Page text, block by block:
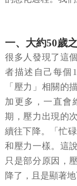
者描述自己每個
「壓力」相關的
加更多，一直會
期，壓力出現的
續往下降。「忙
和壓力一樣。這
只是部分原因，
降了，且是顯著